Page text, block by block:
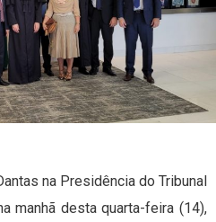
na Presidência do Tribunal
manhã desta quarta-feira (14),